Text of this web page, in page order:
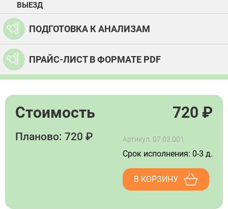
ВЫЕЗД
ПОДГОТОВКА К АНАЛИЗАМ
ПРАЙС-ЛИСТ В ФОРМАТЕ PDF
Стоимость 720 ₽
Планово: 720 ₽ Артикул: 07.03.001
Срок исполнения: 0-3 д.
В КОРЗИНУ